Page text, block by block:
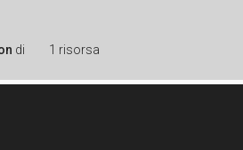
di 1 risorsa